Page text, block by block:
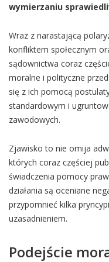
wymierzaniu
Wraz z narastającą
konfliktem społecznym
sądownictwa coraz
moralne i polityczne
się z ich pomocą
standardowym i
zawodowych.
Zjawisko to nie omija
których coraz częściej
świadczenia pomocy
działania są oceniane
przypomnieć kilka
uzasadnieniem.
Podejście